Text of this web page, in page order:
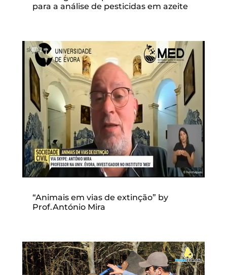
para a análise de pesticidas em azeite
“Animais em vias de extinção” by
Prof.António Mira